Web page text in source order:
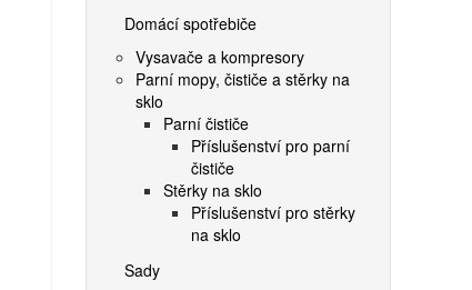
Domácí spotřebiče
Vysavače a kompresory
Parní mopy, čističe a stěrky na
sklo
Parní čističe
Příslušenství pro parní
čističe
Stěrky na sklo
Příslušenství pro stěrky
na sklo
Sady